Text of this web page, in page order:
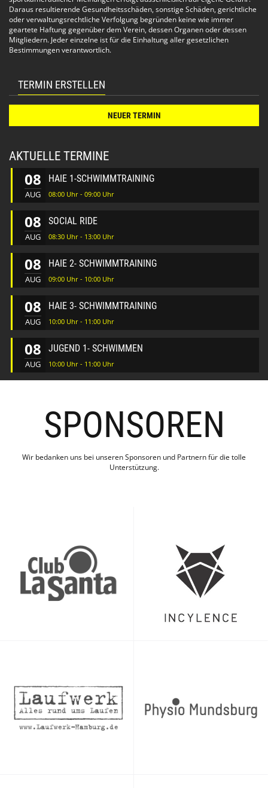
Daraus resultierende Gesundheitsschäden, sonstige Schäden, gerichtliche
oder verwaltungsrechtliche Verfolgung begründen keine wie immer
geartete Haftung gegenüber dem Verein, dessen Organen oder dessen
Mitgliedern. Jeder einzelne ist für die Einhaltung aller gesetzlichen
Bestimmungen verantwortlich.
TERMIN ERSTELLEN
NEUER TERMIN
AKTUELLE TERMINE
08
AUG
HAIE 1-SCHWIMMTRAINING
08:00 Uhr - 09:00 Uhr
08
AUG
SOCIAL RIDE
08:30 Uhr - 13:00 Uhr
08
AUG
HAIE 2- SCHWIMMTRAINING
09:00 Uhr - 10:00 Uhr
08
AUG
HAIE 3- SCHWIMMTRAINING
10:00 Uhr - 11:00 Uhr
08
AUG
JUGEND 1- SCHWIMMEN
10:00 Uhr - 11:00 Uhr
SPONSOREN
Wir bedanken uns bei unseren Sponsoren und Partnern für die tolle
Unterstützung.